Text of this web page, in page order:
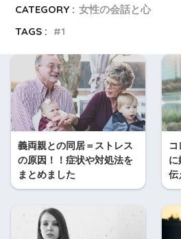
CATEGORY : 女性の会話と心
TAGS :
1
義両親との同居＝ストレス
の原因！！症状や対処法を
まとめました
に
伝